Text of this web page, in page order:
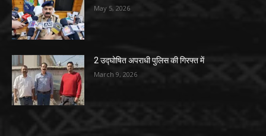
May 5, 2026
2 उद्घोषित अपराधी पुलिस की गिरफ्त में
March 9, 2026